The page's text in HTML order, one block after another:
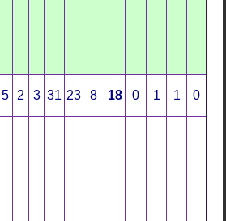
5 2 3 31 23 8 18 0 1 1 0